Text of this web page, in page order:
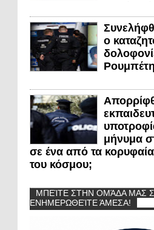
ο
μήνυμα
σε ένα από τα
του κόσμου;
ΜΠΕΊΤΕ ΣΤΗΝ ΟΜΆΔΑ ΜΑΣ
ΕΝΗΜΕΡΩΘΕΊΤΕ ΆΜΕΣΑ!